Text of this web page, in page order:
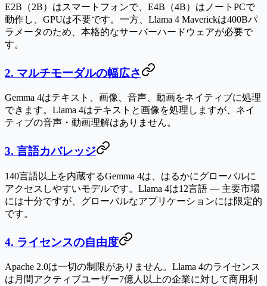
E2B（2B）はスマートフォンで、E4B（4B）はノートPCで
動作し、GPUは不要です。一方、Llama 4 Maverickは400Bパ
ラメータのため、本格的なサーバーハードウェアが必要で
す。
2. マルチモーダルの幅広さ
Gemma 4はテキスト、画像、音声、動画をネイティブに処理
できます。Llama 4はテキストと画像を処理しますが、ネイ
ティブの音声・動画理解はありません。
3. 言語カバレッジ
140言語以上を内蔵するGemma 4は、はるかにグローバルに
アクセスしやすいモデルです。Llama 4は12言語 — 主要市場
には十分ですが、グローバルなアプリケーションには限定的
です。
4. ライセンスの自由度
Apache 2.0は一切の制限がありません。Llama 4のライセンス
は月間アクティブユーザー7億人以上の企業に対して商用利